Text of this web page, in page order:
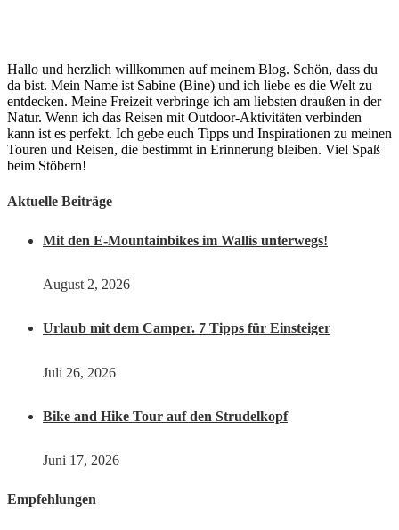
Hallo und herzlich willkommen auf meinem Blog. Schön, dass du
da bist. Mein Name ist Sabine (Bine) und ich liebe es die Welt zu
entdecken. Meine Freizeit verbringe ich am liebsten draußen in der
Natur. Wenn ich das Reisen mit Outdoor-Aktivitäten verbinden
kann ist es perfekt. Ich gebe euch Tipps und Inspirationen zu meinen
Touren und Reisen, die bestimmt in Erinnerung bleiben. Viel Spaß
beim Stöbern!
Aktuelle Beiträge
Mit den E-Mountainbikes im Wallis unterwegs!
August 2, 2026
Urlaub mit dem Camper. 7 Tipps für Einsteiger
Juli 26, 2026
Bike and Hike Tour auf den Strudelkopf
Juni 17, 2026
Empfehlungen